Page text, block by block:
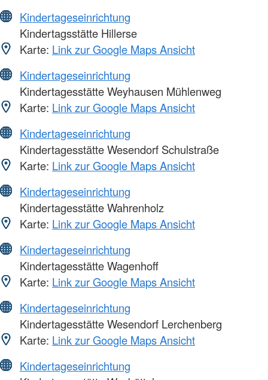
Kindertageseinrichtung
Kindertagsstätte Hillerse
Karte: Link zur Google Maps Ansicht
Kindertageseinrichtung
Kindertagesstätte Weyhausen Mühlenweg
Karte: Link zur Google Maps Ansicht
Kindertageseinrichtung
Kindertagesstätte Wesendorf Schulstraße
Karte: Link zur Google Maps Ansicht
Kindertageseinrichtung
Kindertagesstätte Wahrenholz
Karte: Link zur Google Maps Ansicht
Kindertageseinrichtung
Kindertagesstätte Wagenhoff
Karte: Link zur Google Maps Ansicht
Kindertageseinrichtung
Kindertagesstätte Wesendorf Lerchenberg
Karte: Link zur Google Maps Ansicht
Kindertageseinrichtung